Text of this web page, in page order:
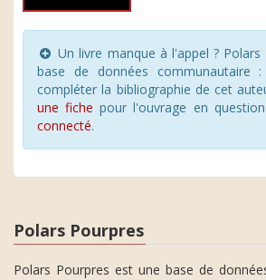
Un livre manque à l'appel ?
base de données communautaire
compléter la bibliographie de cet
une fiche pour l'ouvrage en
connecté.
Polars Pourpres
Polars Pourpres est une base de